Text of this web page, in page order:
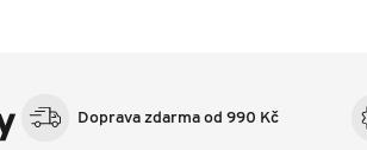
Doprava zdarma od 990 Kč